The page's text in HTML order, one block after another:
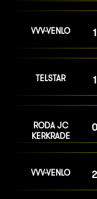
VVV-VENLO
TELSTAR
RODA JC
KERKRADE
VVV-VENLO